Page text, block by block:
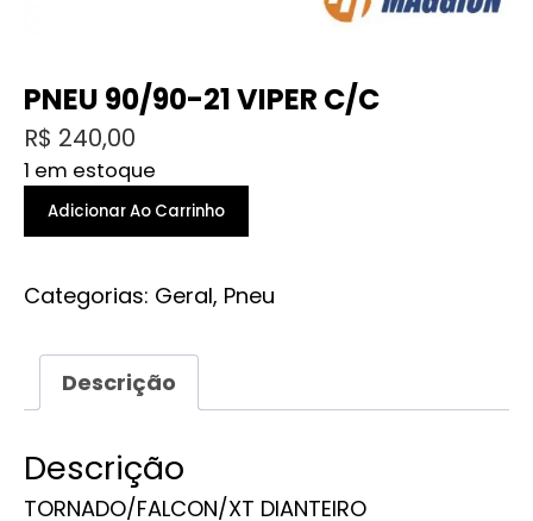
PNEU 90/90-21 VIPER C/C
R$ 240,00
1 em estoque
PNEU
90/90-
VIPER
quantidade
Adicionar Ao Carrinho
Categorias: Geral, Pneu
Descrição
Descrição
TORNADO/FALCON/XT DIANTEIRO